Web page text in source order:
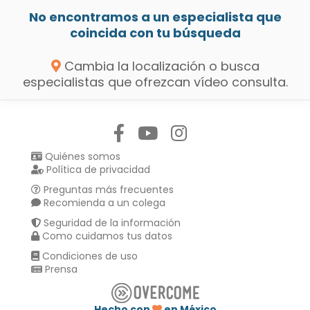
No encontramos a un especialista que
coincida con tu búsqueda
Cambia la localización o busca
especialistas que ofrezcan vídeo consulta.
Quiénes somos
Política de privacidad
Preguntas más frecuentes
Recomienda a un colega
Seguridad de la información
Como cuidamos tus datos
Condiciones de uso
Prensa